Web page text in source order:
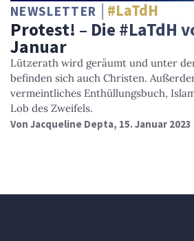
NEWSLETTER #LaTdH
Protest! – Die #LaTdH
Januar
Lützerath wird geräumt und unter
befinden sich auch Christen.
vermeintliches Enthüllungsbuch,
Lob des Zweifels.
Von Jacqueline Depta, 15. Januar 2023